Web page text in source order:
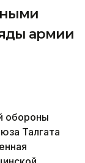
армии
обороны
Талгата